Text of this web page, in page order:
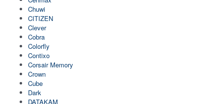
Chuwi
CITIZEN
Clever
Cobra
Colorfly
Contixo
Corsair Memory
Crown
Cube
Dark
DATAKAM